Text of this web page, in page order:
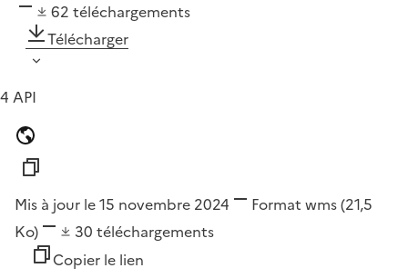
62 téléchargements
Télécharger
4 API
Mis à jour le 15 novembre 2024 Format wms(21,5
Ko)
30 téléchargements
Copier le lien